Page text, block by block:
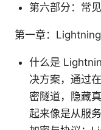
第六部分：常
第一章：
什么是
决方案，通过
密隧道，隐藏
起来像是从服